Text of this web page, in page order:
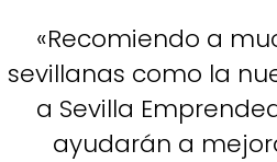
«Recomiendo a
sevillanas como la
a Sevilla
ayudarán a